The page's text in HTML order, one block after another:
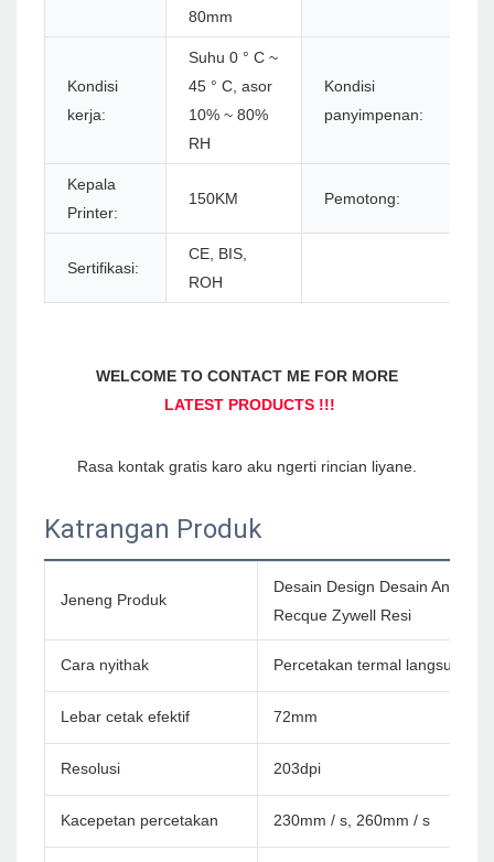
80mm
Kondisi
kerja:
Suhu 0 ° C ~
45 ° C, asor
10% ~ 80%
RH
Kondisi
panyimpenan:
Kepala
Printer:
150KM Pemotong:
Sertifikasi:
CE, BIS,
ROH
Katrangan Produk
Jeneng Produk
Desain Design Desain Anyar
Recque Zywell Resi
Cara nyithak Percetakan termal langsung
Lebar cetak efektif 72mm
Resolusi 203dpi
Kacepetan percetakan 230mm / s, 260mm / s